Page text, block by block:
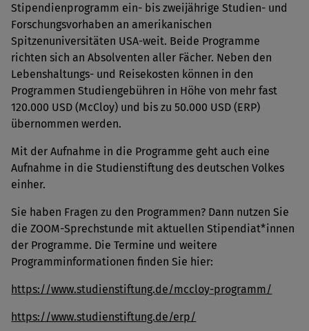
Stipendienprogramm ein- bis zweijährige Studien- und
Forschungsvorhaben an amerikanischen
Spitzenuniversitäten USA-weit. Beide Programme
richten sich an Absolventen aller Fächer. Neben den
Lebenshaltungs- und Reisekosten können in den
Programmen Studiengebühren in Höhe von mehr fast
120.000 USD (McCloy) und bis zu 50.000 USD (ERP)
übernommen werden.
Mit der Aufnahme in die Programme geht auch eine
Aufnahme in die Studienstiftung des deutschen Volkes
einher.
Sie haben Fragen zu den Programmen? Dann nutzen Sie
die ZOOM-Sprechstunde mit aktuellen Stipendiat*innen
der Programme. Die Termine und weitere
Programminformationen finden Sie hier:
https://www.studienstiftung.de/mccloy-programm/
https://www.studienstiftung.de/erp/